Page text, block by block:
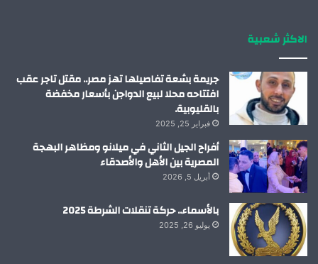
م
الاكثر شعبية
جريمة بشعة تفاصيلها تهز مصر.. مقتل تاجر عقب
افتتاحه محلا لبيع الدواجن بأسعار مخفضة
بالقليوبية.
فبراير 25, 2025
أفراح الجيل الثاني في ميلانو ومظاهر البهجة
المصرية بين الأهل والأصدقاء
أبريل 5, 2026
بالأسماء.. حركة تنقلات الشرطة 2025
يوليو 26, 2025